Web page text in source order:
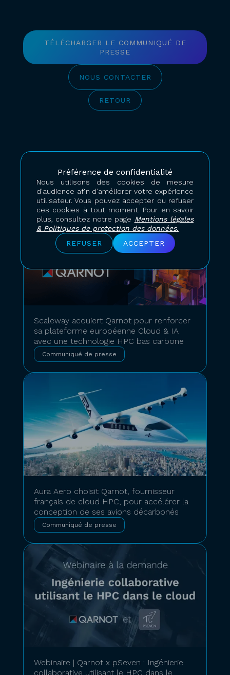
Préférence de confidentialité
Nous utilisons des cookies de mesure
d’audience afin d’améliorer votre expérience
utilisateur. Vous pouvez accepter ou refuser
ces cookies à tout moment. Pour en savoir
plus, consultez notre page Mentions légales
& Politiques de protection des données.
REFUSER
ACCEPTER
TÉLÉCHARGER LE COMMUNIQUÉ DE
PRESSE
NOUS CONTACTER
RETOUR
Nos dernières
actualités
Scaleway acquiert Qarnot pour renforcer
sa plateforme européenne Cloud & IA
avec une technologie HPC bas carbone
Communiqué de presse
Aura Aero choisit Qarnot, fournisseur
français de cloud HPC, pour accélérer la
conception de ses avions décarbonés
Communiqué de presse
Webinaire | Qarnot x pSeven : Ingénierie
collaborative utilisant le HPC dans le